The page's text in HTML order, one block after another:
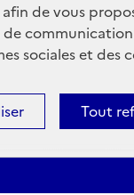
de vous
de
sociales et des
Tout